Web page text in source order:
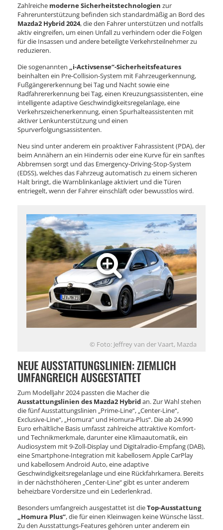
Zahlreiche moderne Sicherheitstechnologien zur
Fahrerunterstützung befinden sich standardmäßig an Bord des
Mazda2 Hybrid 2024, die den Fahrer unterstützen und notfalls
aktiv eingreifen, um einen Unfall zu verhindern oder die Folgen
für die Insassen und andere beteiligte Verkehrsteilnehmer zu
reduzieren.
Die sogenannten „i-Activsense“-Sicherheitsfeatures
beinhalten ein Pre-Collision-System mit Fahrzeugerkennung,
Fußgängererkennung bei Tag und Nacht sowie eine
Radfahrererkennung bei Tag, einen Kreuzungsassistenten, eine
intelligente adaptive Geschwindigkeitsregelanlage, eine
Verkehrszeichenerkennung, einen Spurhalteassistenten mit
aktiver Lenkunterstützung und einen
Spurverfolgungsassistenten.
Neu sind unter anderem ein proaktiver Fahrassistent (PDA), der
beim Annähern an ein Hindernis oder eine Kurve für ein sanftes
Abbremsen sorgt und das Emergency-Driving-Stop-System
(EDSS), welches das Fahrzeug automatisch zu einem sicheren
Halt bringt, die Warnblinkanlage aktiviert und die Türen
entriegelt, wenn der Fahrer einschläft oder bewusstlos wird.
© Foto: Jeffrey van der Vaart, Mazda
NEUE AUSSTATTUNGSLINIEN: ZIEMLICH
UMFANGREICH AUSGESTATTET
Zum Modelljahr 2024 passten die Macher die
Ausstattungslinien des Mazda2 Hybridan. Zur Wahl stehen
die fünf Ausstattungslinien „Prime-Line“, „Center-Line“,
Exclusive-Line“, „Homura“ und Homura-Plus“. Die ab 24.990
Euro erhältliche Basis umfasst zahlreiche attraktive Komfort-
und Technikmerkmale, darunter eine Klimaautomatik, ein
Audiosystem mit 9-Zoll-Display und Digitalradio-Empfang (DAB),
eine Smartphone-Integration mit kabellosem Apple CarPlay
und kabellosem Android Auto, eine adaptive
Geschwindigkeitsregelanlage und eine Rückfahrkamera. Bereits
in der nächsthöheren „Center-Line“ gibt es unter anderem
beheizbare Vordersitze und ein Lederlenkrad.
Besonders umfangreich ausgestattet ist dieTop-Ausstattung
„Homura Plus“, die für einen Kleinwagen keine Wünsche lässt.
Zu den Ausstattungs-Features gehören unter anderem ein